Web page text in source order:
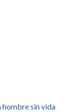
hombre sin vida